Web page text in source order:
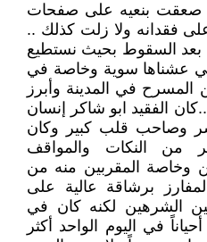
صعقت بنعيه على صفحات
فقدانه ولا زلت كذلك ..
بعد السقوط بحيث نستطيع
عشناها سوية وخاصة في
في المدينة وأبرز
الفقيد ابو شاكر إنسان
وصاحب قلب كبير وكان
من النكات والمواقف
وخاصة المقربين منه من
برشاقة عالية على
الشرهين لكنه كان في
في اليوم الواحد أكثر